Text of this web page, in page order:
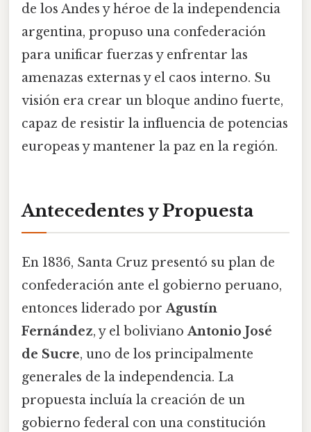
de los Andes y héroe de la independencia
argentina, propuso una confederación
para unificar fuerzas y enfrentar las
amenazas externas y el caos interno. Su
visión era crear un bloque andino fuerte,
capaz de resistir la influencia de potencias
europeas y mantener la paz en la región.
Antecedentes y Propuesta
En 1836, Santa Cruz presentó su plan de
confederación ante el gobierno peruano,
entonces liderado porAgustín
Fernández, y el bolivianoAntonio José
de Sucre, uno de los principalmente
generales de la independencia. La
propuesta incluía la creación de un
gobierno federal con una constitución